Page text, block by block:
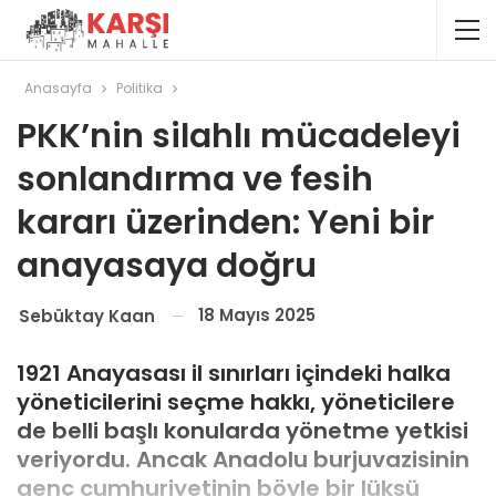
Anasayfa Politika
PKK’nin silahlı mücadeleyi
sonlandırma ve fesih
kararı üzerinden: Yeni bir
anayasaya doğru
Sebüktay Kaan 18 Mayıs 2025
1921 Anayasası il sınırları içindeki halka
yöneticilerini seçme hakkı, yöneticilere
de belli başlı konularda yönetme yetkisi
veriyordu. Ancak Anadolu burjuvazisinin
genç cumhuriyetinin böyle bir lüksü